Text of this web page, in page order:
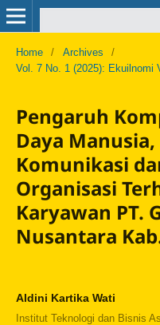
Home / Archives
/
Vol. 7 No. 1 (2025): Ekuilnomi
Pengaruh
Daya
Komunikasi
Organisasi
Karyawan PT.
Nusantara
Aldini Kartika Wati
Institut Teknologi dan Bisnis